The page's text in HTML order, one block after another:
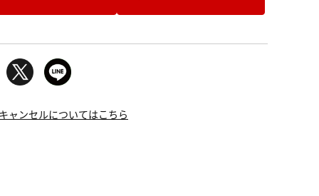
ャンセルについてはこちら